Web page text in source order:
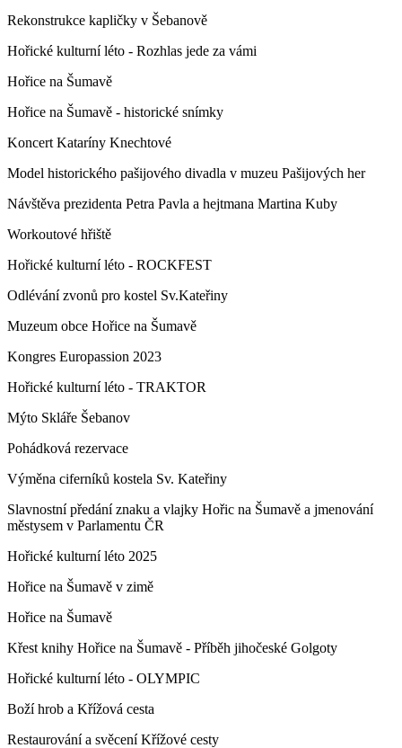
Rekonstrukce kapličky v Šebanově
Hořické kulturní léto - Rozhlas jede za vámi
Hořice na Šumavě
Hořice na Šumavě - historické snímky
Koncert Kataríny Knechtové
Model historického pašijového divadla v muzeu Pašijových her
Návštěva prezidenta Petra Pavla a hejtmana Martina Kuby
Workoutové hřiště
Hořické kulturní léto - ROCKFEST
Odlévání zvonů pro kostel Sv.Kateřiny
Muzeum obce Hořice na Šumavě
Kongres Europassion 2023
Hořické kulturní léto - TRAKTOR
Mýto Skláře Šebanov
Pohádková rezervace
Výměna ciferníků kostela Sv. Kateřiny
Slavnostní předání znaku a vlajky Hořic na Šumavě a jmenování
městysem v Parlamentu ČR
Hořické kulturní léto 2025
Hořice na Šumavě v zimě
Hořice na Šumavě
Křest knihy Hořice na Šumavě - Příběh jihočeské Golgoty
Hořické kulturní léto - OLYMPIC
Boží hrob a Křížová cesta
Restaurování a svěcení Křížové cesty